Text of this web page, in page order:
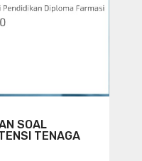
SOAL
TENAGA